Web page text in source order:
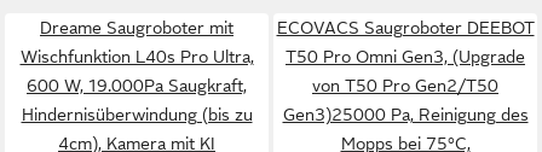
Dreame Saugroboter mit
Wischfunktion L40s Pro Ultra,
600 W, 19.000Pa Saugkraft,
Hindernisüberwindung (bis zu
4cm), Kamera mit KI
ECOVACS Saugroboter DEEBOT
T50 Pro Omni Gen3, (Upgrade
von T50 Pro Gen2/T50
Gen3)25000 Pa, Reinigung des
Mopps bei 75°C,